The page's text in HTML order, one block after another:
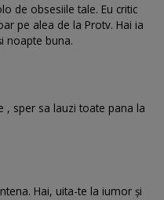
de obsesiile tale. Eu critic
pe alea de la Protv. Hai ia
noapte buna.
, sper sa lauzi toate pana la
Hai, uita-te la iumor și